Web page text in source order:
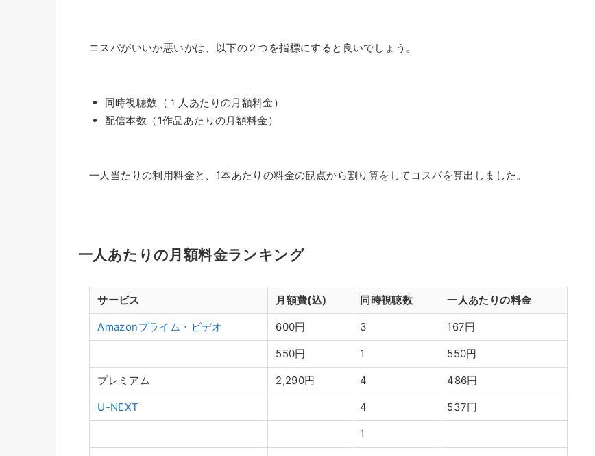
コスパがいいか悪いかは、以下の２つを指標にすると良いでしょう。
同時視聴数（１人あたりの月額料金）
配信本数（1作品あたりの月額料金）
一人当たりの利用料金と、1本あたりの料金の観点から割り算をしてコスパを算出しました。
一人あたりの月額料金ランキング
サービス 月額費(込) 同時視聴数 一人あたりの料金
Amazonプライム・ビデオ 600円 3 167円
550円 1 550円
プレミアム 2,290円 4 486円
U-NEXT 4 537円
1